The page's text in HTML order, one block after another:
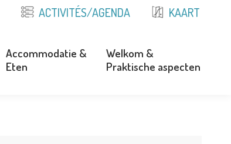
ACTIVITÉS/AGENDA KAART
Accommodatie &
Eten
Welkom &
Praktische aspecten
Accommodatie &
Welkom &